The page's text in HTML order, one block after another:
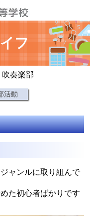
フ
吹奏楽部
活動
ャンルに取り組んで
た初心者ばかりです